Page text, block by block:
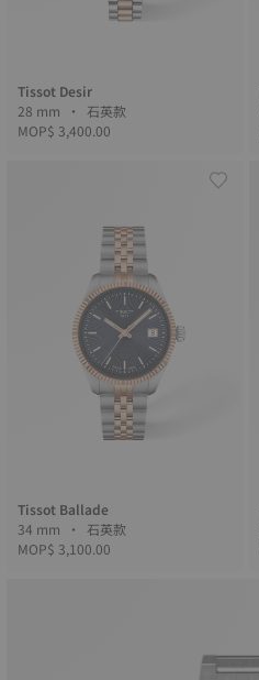
Tissot Desir
28 mm • 石英款
MOP$ 3,400.00
Tissot Ballade
34 mm • 石英款
MOP$ 3,100.00